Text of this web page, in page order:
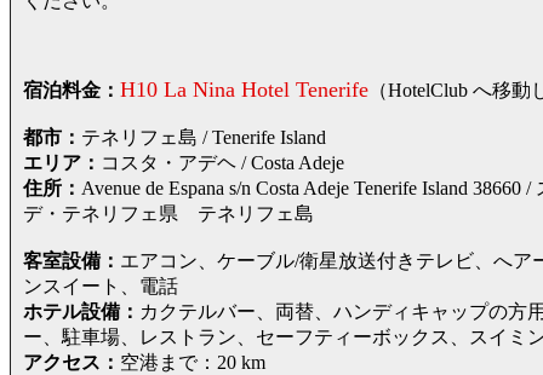
宿泊料金： H10 La Nina Hotel Tenerife （HotelClub へ移
都市： テネリフェ島 / Tenerife Island
エリア： コスタ・アデヘ / Costa Adeje
住所： Avenue de Espana s/n Costa Adeje Tenerife Island
デ・テネリフェ県 テネリフェ島
客室設備： エアコン、ケーブル/衛星放送付きテレビ、へ
ンスイート、電話
ホテル設備： カクテルバー、両替、ハンディキャップの方
ー、駐車場、レストラン、セーフティーボックス、スイミ
アクセス： 空港まで：20 km